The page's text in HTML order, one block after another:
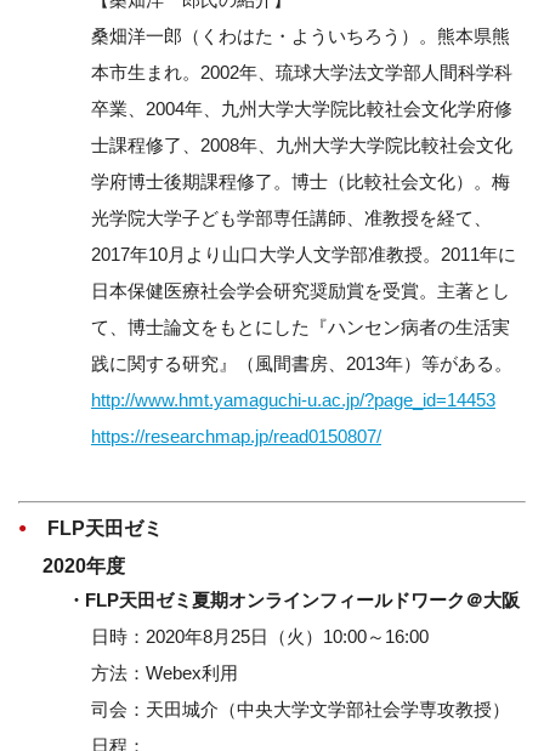
桑畑洋一郎（くわはた・よういちろう）。熊本県熊
本市生まれ。2002年、琉球大学法文学部人間科学科
卒業、2004年、九州大学大学院比較社会文化学府修
士課程修了、2008年、九州大学大学院比較社会文化
学府博士後期課程修了。博士（比較社会文化）。梅
光学院大学子ども学部専任講師、准教授を経て、
2017年10月より山口大学人文学部准教授。2011年に
日本保健医療社会学会研究奨励賞を受賞。主著とし
て、博士論文をもとにした『ハンセン病者の生活実
践に関する研究』（風間書房、2013年）等がある。
http://www.hmt.yamaguchi-u.ac.jp/?page_id=14453
https://researchmap.jp/read0150807/
FLP天田ゼミ
2020年度
・FLP天田ゼミ夏期オンラインフィールドワーク＠大阪
日時：2020年8月25日（火）10:00～16:00
方法：Webex利用
司会：天田城介（中央大学文学部社会学専攻教授）
日程：